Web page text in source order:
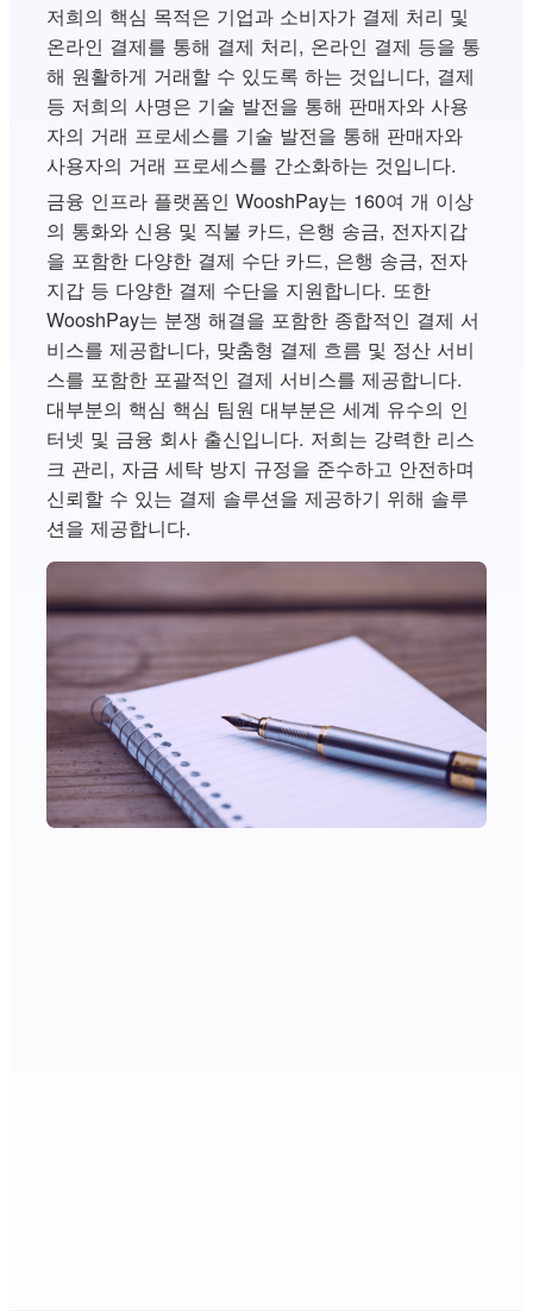
저희의 핵심 목적은 기업과 소비자가 결제 처리 및
온라인 결제를 통해 결제 처리, 온라인 결제 등을 통
해 원활하게 거래할 수 있도록 하는 것입니다, 결제
등 저희의 사명은 기술 발전을 통해 판매자와 사용
자의 거래 프로세스를 기술 발전을 통해 판매자와
사용자의 거래 프로세스를 간소화하는 것입니다.
금융 인프라 플랫폼인 WooshPay는 160여 개 이상
의 통화와 신용 및 직불 카드, 은행 송금, 전자지갑
을 포함한 다양한 결제 수단 카드, 은행 송금, 전자
지갑 등 다양한 결제 수단을 지원합니다. 또한
WooshPay는 분쟁 해결을 포함한 종합적인 결제 서
비스를 제공합니다, 맞춤형 결제 흐름 및 정산 서비
스를 포함한 포괄적인 결제 서비스를 제공합니다.
대부분의 핵심 핵심 팀원 대부분은 세계 유수의 인
터넷 및 금융 회사 출신입니다. 저희는 강력한 리스
크 관리, 자금 세탁 방지 규정을 준수하고 안전하며
신뢰할 수 있는 결제 솔루션을 제공하기 위해 솔루
션을 제공합니다.